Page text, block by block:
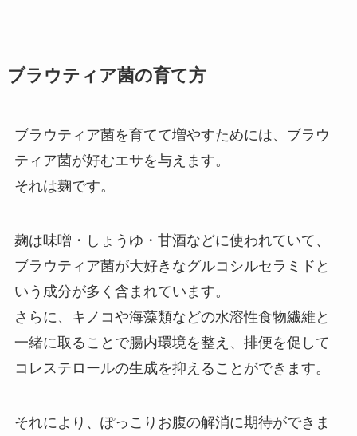
ブラウティア菌の育て方
ブラウティア菌を育てて増やすためには、ブラウ
ティア菌が好むエサを与えます。
それは麹です。
麹は味噌・しょうゆ・甘酒などに使われていて、
ブラウティア菌が大好きなグルコシルセラミドと
いう成分が多く含まれています。
さらに、キノコや海藻類などの水溶性食物繊維と
一緒に取ることで腸内環境を整え、排便を促して
コレステロールの生成を抑えることができます。
それにより、ぽっこりお腹の解消に期待ができま